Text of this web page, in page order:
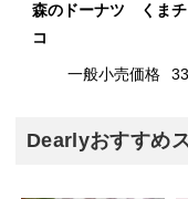
森のドーナツ くまチ
コ
一般小売価格
Dearlyおすすめ